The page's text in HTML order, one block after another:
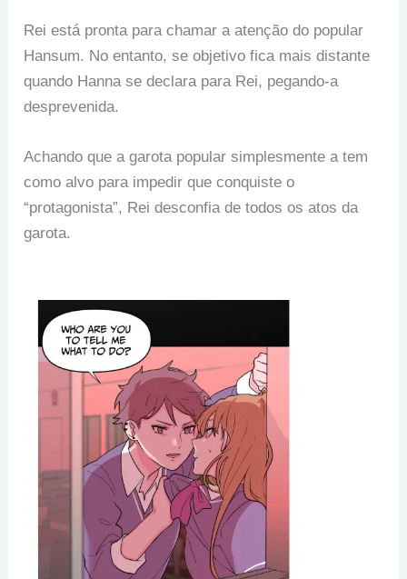
Rei está pronta para chamar a atenção do popular
Hansum. No entanto, se objetivo fica mais distante
quando Hanna se declara para Rei, pegando-a
desprevenida.
Achando que a garota popular simplesmente a tem
como alvo para impedir que conquiste o
“protagonista”, Rei desconfia de todos os atos da
garota.